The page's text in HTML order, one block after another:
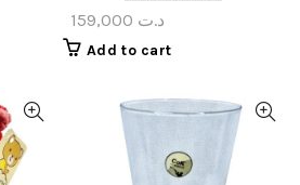
د.ت
Add to cart